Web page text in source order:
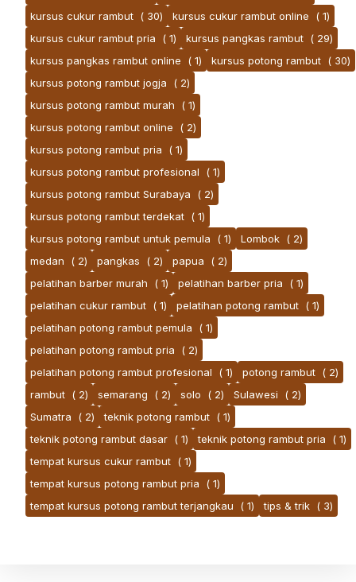
kursus cukur rambut ( 30) kursus cukur rambut online
( 1)
kursus cukur rambut pria
( 1) kursus pangkas rambut ( 29)
kursus pangkas rambut online
( 1) kursus potong rambut ( 30)
kursus potong rambut jogja
( 2)
kursus potong rambut murah
( 1)
kursus potong rambut online
( 2)
kursus potong rambut pria
( 1)
kursus potong rambut profesional
( 1)
kursus potong rambut Surabaya
( 2)
kursus potong rambut terdekat ( 1)
kursus potong rambut untuk pemula
( 1) Lombok ( 2)
medan
( 2) pangkas ( 2) papua
( 2)
pelatihan barber murah
( 1) pelatihan barber pria
( 1)
pelatihan cukur rambut ( 1) pelatihan potong rambut ( 1)
pelatihan potong rambut pemula
( 1)
pelatihan potong rambut pria
( 2)
pelatihan potong rambut profesional
( 1) potong rambut ( 2)
rambut ( 2) semarang ( 2) solo ( 2) Sulawesi
( 2)
Sumatra
( 2) teknik potong rambut ( 1)
teknik potong rambut dasar ( 1) teknik potong rambut pria
( 1)
tempat kursus cukur rambut ( 1)
tempat kursus potong rambut pria
( 1)
tempat kursus potong rambut terjangkau
( 1) tips & trik ( 3)